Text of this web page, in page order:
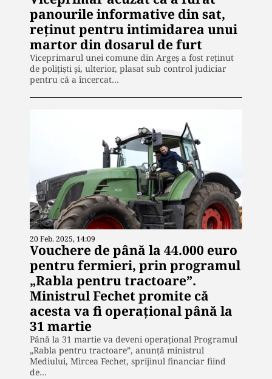
panourile informative din sat,
reținut pentru intimidarea unui
martor din dosarul de furt
Viceprimarul unei comune din Argeș a fost reținut
de poliţişti și, ulterior, plasat sub control judiciar
pentru că a încercat…
20 Feb. 2025, 14:09
Vouchere de până la 44.000 euro
pentru fermieri, prin programul
„Rabla pentru tractoare”.
Ministrul Fechet promite că
acesta va fi operaţional până la
31 martie
Până la 31 martie va deveni operaţional Programul
„Rabla pentru tractoare”, anunţă ministrul
Mediului, Mircea Fechet, sprijinul financiar fiind
de…